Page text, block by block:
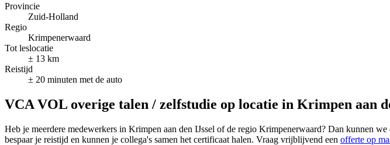
Provincie
Zuid-Holland
Regio
Krimpenerwaard
Tot leslocatie
± 13 km
Reistijd
± 20 minuten met de auto
VCA VOL overige talen / zelfstudie op locatie in Krimpen aan
Heb je meerdere medewerkers in Krimpen aan den IJssel of de regio Krimpenerwaard? Dan kunnen
bespaar je reistijd en kunnen je collega's samen het certificaat halen. Vraag vrijblijvend een offerte op